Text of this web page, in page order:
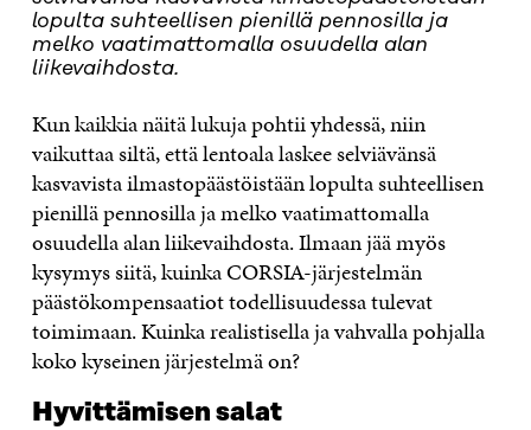
lopulta suhteellisen pienillä pennosilla ja
melko vaatimattomalla osuudella alan
liikevaihdosta.
Kun kaikkia näitä lukuja pohtii yhdessä, niin
vaikuttaa siltä, että lentoala laskee selviävänsä
kasvavista ilmastopäästöistään lopulta suhteellisen
pienillä pennosilla ja melko vaatimattomalla
osuudella alan liikevaihdosta. Ilmaan jää myös
kysymys siitä, kuinka CORSIA-järjestelmän
päästökompensaatiot todellisuudessa tulevat
toimimaan. Kuinka realistisella ja vahvalla pohjalla
koko kyseinen järjestelmä on?
Hyvittämisen salat